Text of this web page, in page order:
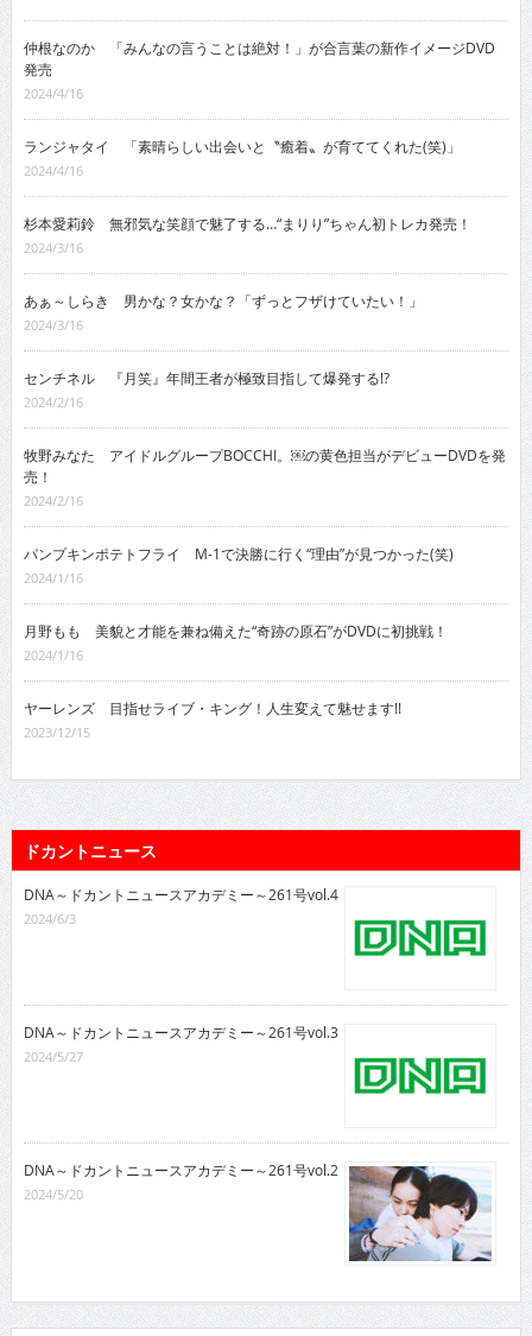
仲根なのか 「みんなの言うことは絶対！」が合言葉の新作イメージDVD
発売
2024/4/16
ランジャタイ 「素晴らしい出会いと〝癒着〟が育ててくれた(笑)」
2024/4/16
杉本愛莉鈴 無邪気な笑顔で魅了する…“まりり”ちゃん初トレカ発売！
2024/3/16
あぁ～しらき 男かな？女かな？「ずっとフザけていたい！」
2024/3/16
センチネル 『月笑』年間王者が極致目指して爆発する!?
2024/2/16
牧野みなた アイドルグループBOCCHI。￼の黄色担当がデビューDVDを発
売！
2024/2/16
パンプキンポテトフライ M-1で決勝に行く“理由”が見つかった(笑)
2024/1/16
月野もも 美貌と才能を兼ね備えた“奇跡の原石”がDVDに初挑戦！
2024/1/16
ヤーレンズ 目指せライブ・キング！人生変えて魅せます!!
2023/12/15
ドカントニュース
DNA～ドカントニュースアカデミー～261号vol.4
2024/6/3
DNA～ドカントニュースアカデミー～261号vol.3
2024/5/27
DNA～ドカントニュースアカデミー～261号vol.2
2024/5/20